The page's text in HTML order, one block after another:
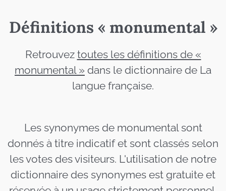
Définitions « monumental »
Retrouvez toutes les définitions de «
monumental » dans le dictionnaire de La
langue française.
Les synonymes de monumental sont
donnés à titre indicatif et sont classés selon
les votes des visiteurs. L'utilisation de notre
dictionnaire des synonymes est gratuite et